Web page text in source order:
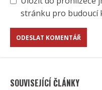
stránku pro budoucí
SOUVISEJÍCÍ ČLÁNKY